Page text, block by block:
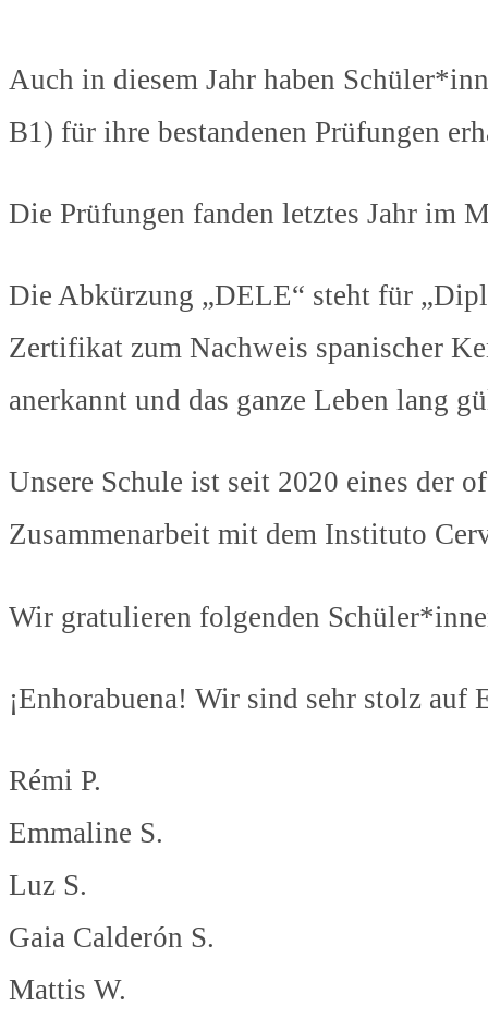
Auch in diesem Jahr haben
B1) für ihre bestandenen Prüfungen
Die Prüfungen fanden letztes Jahr im
Die Abkürzung „DELE“ steht für
Zertifikat zum Nachweis spanischer
anerkannt und das ganze Leben lang
Unsere Schule ist seit 2020 eines der
Zusammenarbeit mit dem Instituto
Wir gratulieren folgenden
¡Enhorabuena! Wir sind sehr stolz auf
Rémi P.
Emmaline S.
Luz S.
Gaia Calderón S.
Mattis W.